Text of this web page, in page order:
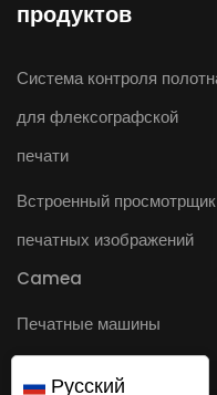
продуктов
Система контроля
для флексографской
печати
Встроенный просмотрщик
печатных изображений
Camea
Печатные машины
Русский